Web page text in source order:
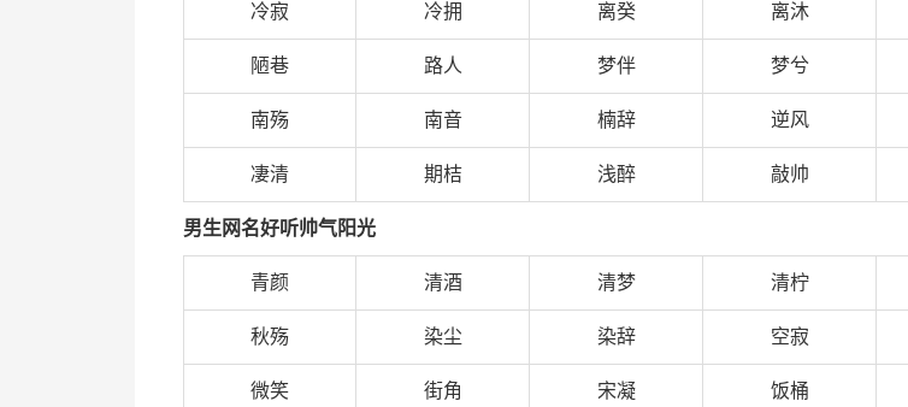
冷寂 冷拥 离癸 离沐
陋巷 路人 梦伴 梦兮
南殇 南音 楠辞 逆风
凄清 期桔 浅醉 敲帅
男生网名好听帅气阳光
青颜 清酒 清梦 清柠
秋殇 染尘 染辞 空寂
微笑 街角 宋凝 饭桶